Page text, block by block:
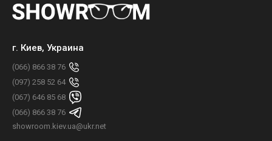
г. Киев, Украина
(066) 866 38 76
(097) 258 52 64
(067) 646 85 68
(066) 866 38 76
showroom.kiev.ua@ukr.net